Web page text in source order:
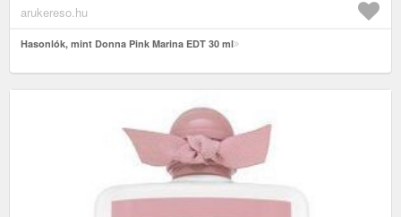
arukereso.hu
Hasonlók, mint Donna Pink Marina EDT 30 ml